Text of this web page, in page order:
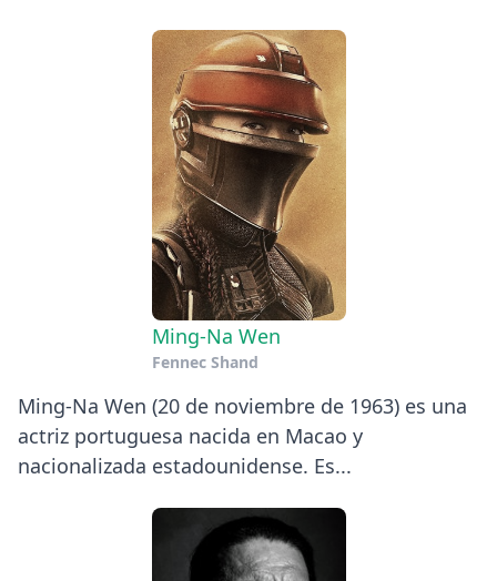
Ming-Na Wen
Fennec Shand
Ming-Na Wen (20 de noviembre de 1963) es una
actriz portuguesa nacida en Macao y
nacionalizada estadounidense. Es...